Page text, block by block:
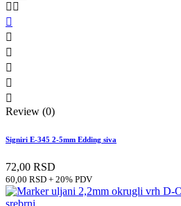
 






Review (0)
Signiri E-345 2-5mm Edding siva
72,00 RSD
60,00 RSD + 20% PDV